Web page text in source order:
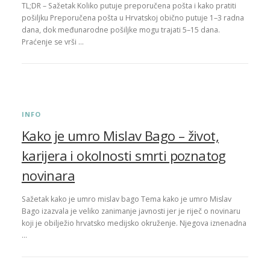
TL;DR – Sažetak Koliko putuje preporučena pošta i kako pratiti
pošiljku Preporučena pošta u Hrvatskoj obično putuje 1–3 radna
dana, dok međunarodne pošiljke mogu trajati 5–15 dana.
Praćenje se vrši …
INFO
Kako je umro Mislav Bago – život,
karijera i okolnosti smrti poznatog
novinara
Sažetak kako je umro mislav bago Tema kako je umro Mislav
Bago izazvala je veliko zanimanje javnosti jer je riječ o novinaru
koji je obilježio hrvatsko medijsko okruženje. Njegova iznenadna
…